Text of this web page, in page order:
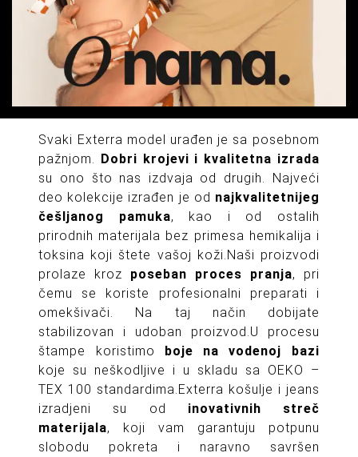
Svaki Exterra model urađen je sa posebnom
pažnjom. Dobri krojevi i kvalitetna izrada
su ono što nas izdvaja od drugih. Najveći
deo kolekcije izrađen je od najkvalitetnijeg
češljanog pamuka, kao i od ostalih
prirodnih materijala bez primesa hemikalija i
toksina koji štete vašoj koži.Naši proizvodi
prolaze kroz poseban proces pranja, pri
čemu se koriste profesionalni preparati i
omekšivači. Na taj način dobijate
stabilizovan i udoban proizvod.U procesu
štampe koristimo boje na vodenoj bazi
koje su neškodljive i u skladu sa OEKO –
TEX 100 standardima.Exterra košulje i jeans
izradjeni su od inovativnih streč
materijala, koji vam garantuju potpunu
slobodu pokreta i naravno savršen